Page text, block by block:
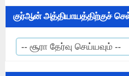
குர்ஆன் அத்தியாயத்திற்குச்